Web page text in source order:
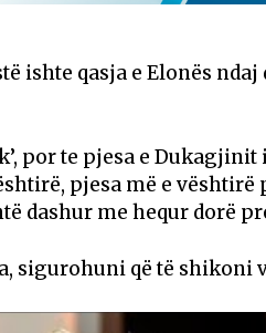
ishte qasja e Elonës ndaj
por te pjesa e
pjesa më e
dashur me hequr dorë
sigurohuni që të shikoni